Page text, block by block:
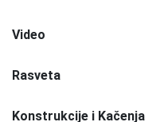
Video
Rasveta
Konstrukcije i Kačenja